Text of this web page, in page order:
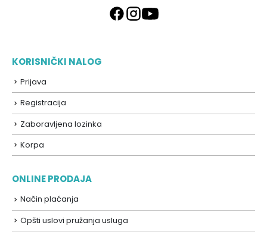
KORISNIČKI NALOG
Prijava
Registracija
Zaboravljena lozinka
Korpa
ONLINE PRODAJA
Način plaćanja
Opšti uslovi pružanja usluga